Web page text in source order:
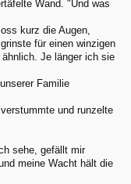
Wand. "Und was
kurz die Augen,
für einen winzigen
Je länger ich sie
Familie
und runzelte
sehe, gefällt mir
meine Wacht hält die